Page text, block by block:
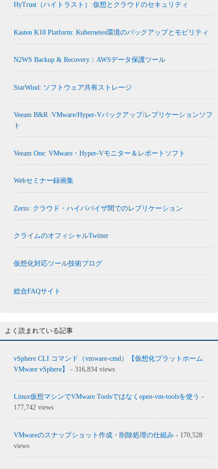
HyTrust（ハイトラスト）:仮想とクラウドのセキュリティ
Kasten K10 Platform: Kubernetes環境のバックアップとモビリティ
N2WS Backup & Recovery：AWSデータ保護ツール
StarWind: ソフトウェア共有ストレージ
Veeam B&R :VMware/Hyper-Vバックアップ/レプリケーションソフ
ト
Veeam One: VMware・Hyper-Vモニター＆レポートソフト
Webセミナー録画集
Zerto: クラウド・ハイパバイザ間でのレプリケーション
クライムのオフィシャルTwitter
仮想化対応ツール技術ブログ
総合FAQサイト
よく読まれている記事
vSphere CLI コマンド（vmware-cmd）【仮想化プラットホーム
VMware vSphere】
- 316,834 views
Linux仮想マシンでVMware Toolsではなくopen-vm-toolsを使う -
177,742 views
VMwareのスナップショット作成・削除処理の仕組み - 170,528
views